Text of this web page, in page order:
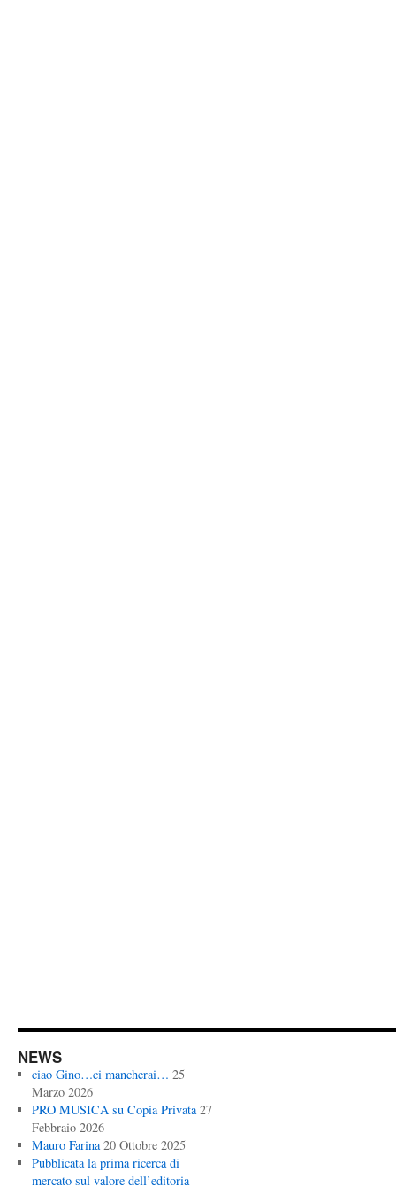
NEWS
ciao Gino…ci mancherai… 25
Marzo 2026
PRO MUSICA su Copia Privata 27
Febbraio 2026
Mauro Farina 20 Ottobre 2025
Pubblicata la prima ricerca di
mercato sul valore dell’editoria